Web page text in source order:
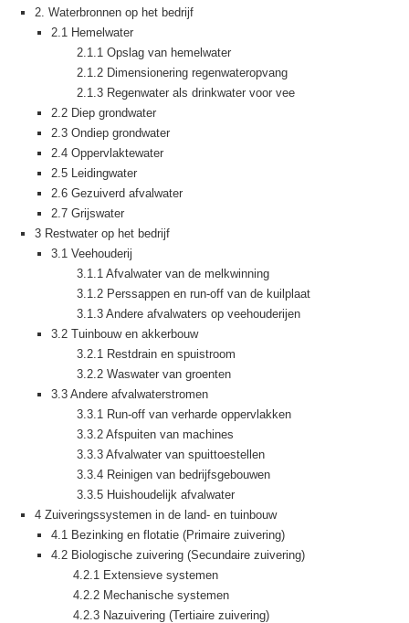
2. Waterbronnen op het bedrijf
2.1 Hemelwater
2.1.1 Opslag van hemelwater
2.1.2 Dimensionering regenwateropvang
2.1.3 Regenwater als drinkwater voor vee
2.2 Diep grondwater
2.3 Ondiep grondwater
2.4 Oppervlaktewater
2.5 Leidingwater
2.6 Gezuiverd afvalwater
2.7 Grijswater
3 Restwater op het bedrijf
3.1 Veehouderij
3.1.1 Afvalwater van de melkwinning
3.1.2 Perssappen en run-off van de kuilplaat
3.1.3 Andere afvalwaters op veehouderijen
3.2 Tuinbouw en akkerbouw
3.2.1 Restdrain en spuistroom
3.2.2 Waswater van groenten
3.3 Andere afvalwaterstromen
3.3.1 Run-off van verharde oppervlakken
3.3.2 Afspuiten van machines
3.3.3 Afvalwater van spuittoestellen
3.3.4 Reinigen van bedrijfsgebouwen
3.3.5 Huishoudelijk afvalwater
4 Zuiveringssystemen in de land- en tuinbouw
4.1 Bezinking en flotatie (Primaire zuivering)
4.2 Biologische zuivering (Secundaire zuivering)
4.2.1 Extensieve systemen
4.2.2 Mechanische systemen
4.2.3 Nazuivering (Tertiaire zuivering)